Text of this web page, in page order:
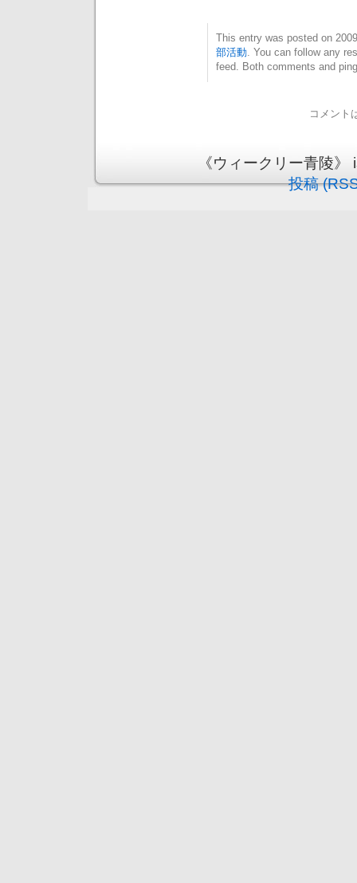
This entry was posted on
部活動. You can follow any
feed. Both comments and
コメント
《ウィークリー青陵
投稿